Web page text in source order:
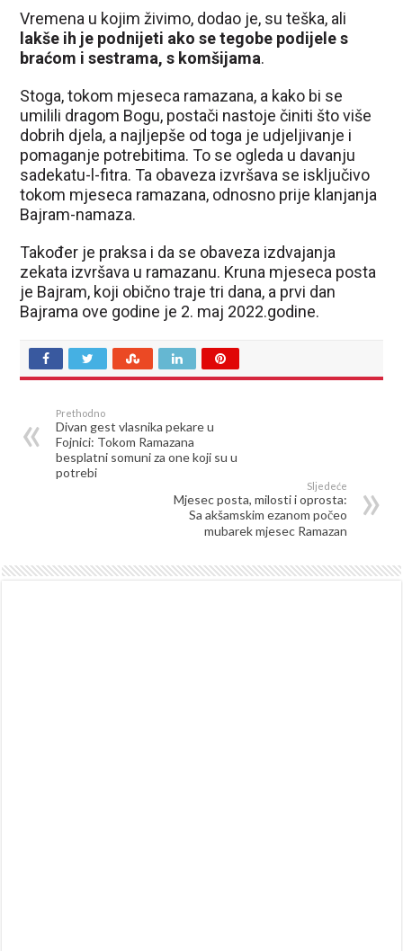
Vremena u kojim živimo, dodao je, su teška, ali
lakše ih je podnijeti ako se tegobe podijele s
braćom i sestrama, s komšijama.
Stoga, tokom mjeseca ramazana, a kako bi se
umilili dragom Bogu, postači nastoje činiti što više
dobrih djela, a najljepše od toga je udjeljivanje i
pomaganje potrebitima. To se ogleda u davanju
sadekatu-l-fitra. Ta obaveza izvršava se isključivo
tokom mjeseca ramazana, odnosno prije klanjanja
Bajram-namaza.
Također je praksa i da se obaveza izdvajanja
zekata izvršava u ramazanu. Kruna mjeseca posta
je Bajram, koji obično traje tri dana, a prvi dan
Bajrama ove godine je 2. maj 2022.godine.
Prethodno
Divan gest vlasnika pekare u
Fojnici: Tokom Ramazana
besplatni somuni za one koji su u
potrebi
Sljedeće
Mjesec posta, milosti i oprosta:
Sa akšamskim ezanom počeo
mubarek mjesec Ramazan